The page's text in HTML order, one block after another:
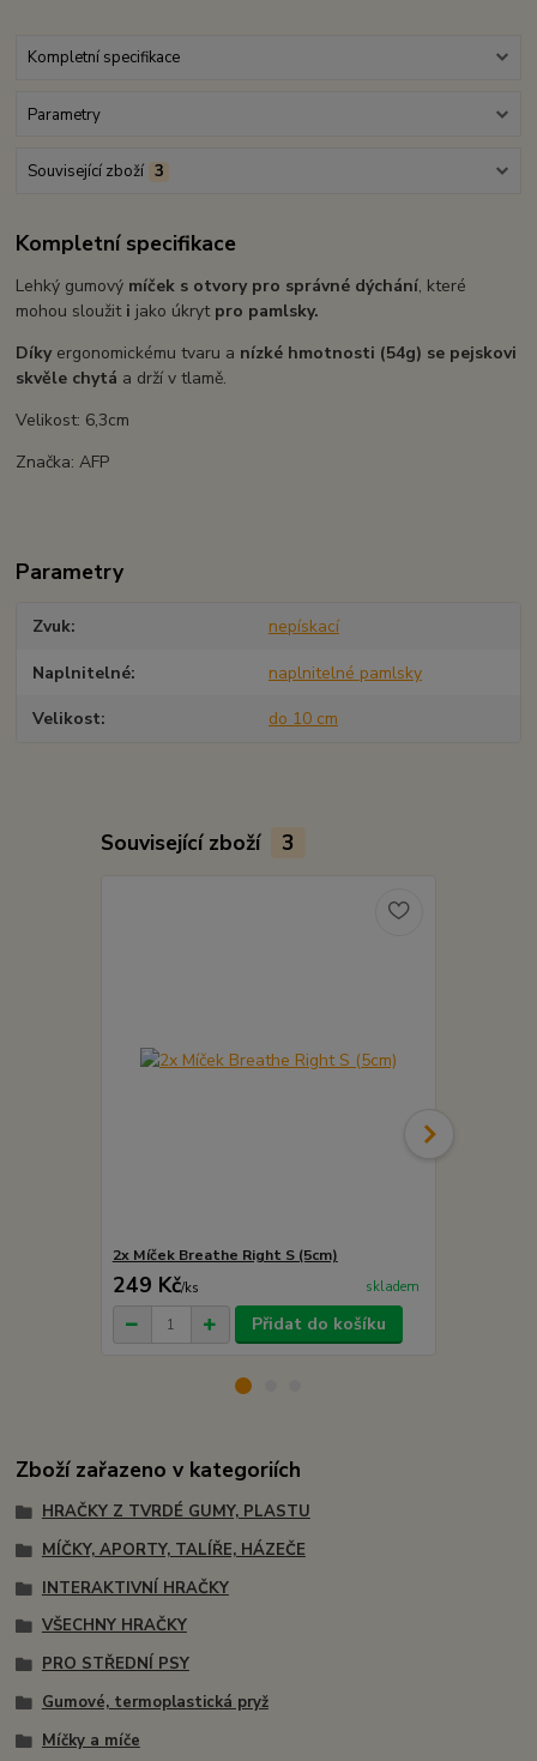
Kompletní specifikace
Parametry
Související zboží 3
Kompletní specifikace
Lehký gumový míček s otvory pro správné dýchání, které
mohou sloužiti jako úkryt pro pamlsky.
Díky ergonomickému tvaru a nízké hmotnosti (54g) se pejskovi
skvěle chytá a drží v tlamě.
Velikost: 6,3cm
Značka: AFP
Parametry
Zvuk nepískací
Naplnitelné naplnitelné pamlsky
Velikost do 10 cm
Související zboží 3
2x Míček Breathe Right S (5cm)
249 Kč/ks skladem
Přidat do košíku
Zboží zařazeno v kategoriích
HRAČKY Z TVRDÉ GUMY, PLASTU
MÍČKY, APORTY, TALÍŘE, HÁZEČE
INTERAKTIVNÍ HRAČKY
VŠECHNY HRAČKY
PRO STŘEDNÍ PSY
Gumové, termoplastická pryž
Míčky a míče